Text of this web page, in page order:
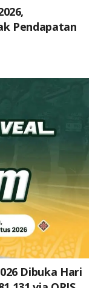
Pendapatan
Dibuka Hari